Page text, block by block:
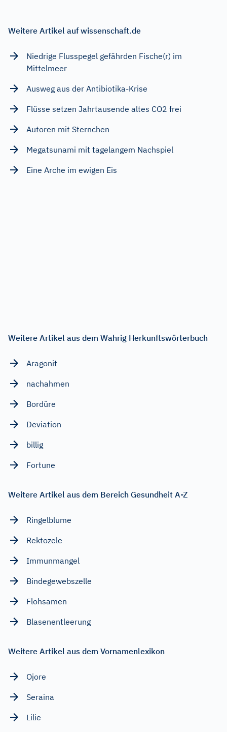
Weitere Artikel auf wissenschaft.de
Niedrige Flusspegel gefährden Fische(r) im
Mittelmeer
Ausweg aus der Antibiotika-Krise
Flüsse setzen Jahrtausende altes CO2 frei
Autoren mit Sternchen
Megatsunami mit tagelangem Nachspiel
Eine Arche im ewigen Eis
Weitere Artikel aus dem Wahrig Herkunftswörterbuch
Aragonit
nachahmen
Bordüre
Deviation
billig
Fortune
Weitere Artikel aus dem Bereich Gesundheit A-Z
Ringelblume
Rektozele
Immunmangel
Bindegewebszelle
Flohsamen
Blasenentleerung
Weitere Artikel aus dem Vornamenlexikon
Ojore
Seraina
Lilie